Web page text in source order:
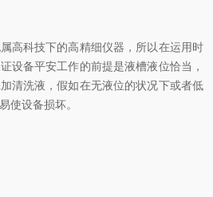
高科技下的高精细仪器，所以在运用时
设备平安工作的前提是液槽液位恰当，
清洗液，假如在无液位的状况下或者低
使设备损坏。